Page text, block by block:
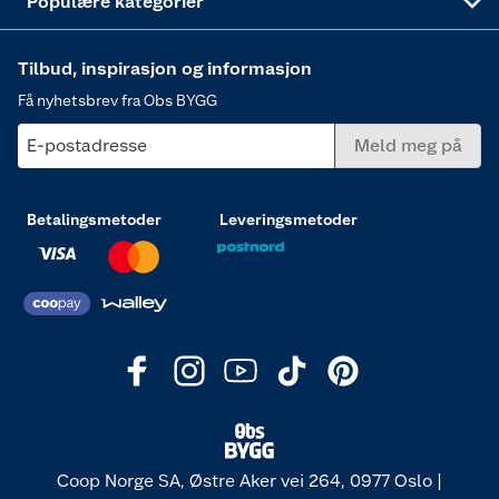
Tilbud, inspirasjon og informasjon
Få nyhetsbrev fra Obs BYGG
E-postadresse Meld meg på
Betalingsmetoder Leveringsmetoder
Coop Norge SA, Østre Aker vei 264, 0977 Oslo |